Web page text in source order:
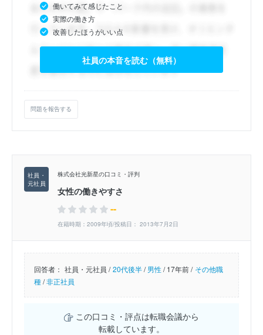
働いてみて感じたこと
実際の働き方
改善したほうがいい点
社員の本音を読む（無料）
問題を報告する
株式会社光新星の口コミ・評判
女性の働きやすさ
--
在籍時期：2009年頃/投稿日： 2013年7月2日
回答者： 社員・元社員 / 20代後半/男性/17年前 / その他職
種/非正社員
この口コミ・評点は転職会議から
転載しています。